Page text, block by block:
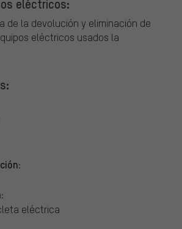
eléctricos:
de la devolución y eliminación de
eléctricos usados la
eléctrica